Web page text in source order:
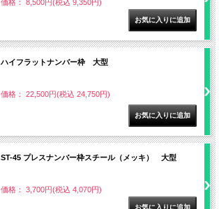
価格： 8,500円(税込 9,350円)
ハイフラットナンバー枠 大型
価格： 22,500円(税込 24,750円)
ST-45 プレスナンバー枠スチール（メッキ） 大型
価格： 3,700円(税込 4,070円)